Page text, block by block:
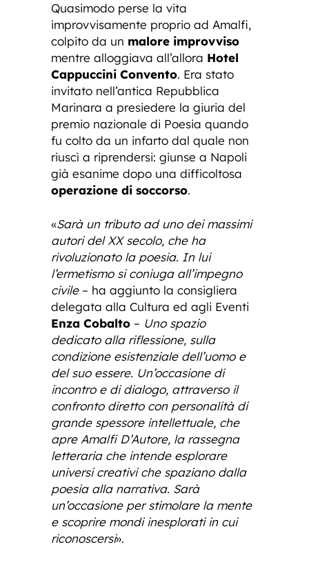
Quasimodo perse la vita
improvvisamente proprio ad Amalfi,
colpito da un malore improvviso
mentre alloggiava all’allora Hotel
Cappuccini Convento. Era stato
invitato nell’antica Repubblica
Marinara a presiedere la giuria del
premio nazionale di Poesia quando
fu colto da un infarto dal quale non
riuscì a riprendersi: giunse a Napoli
già esanime dopo una difficoltosa
operazione di soccorso.
«Sarà un tributo ad uno dei massimi
autori del XX secolo, che ha
rivoluzionato la poesia. In lui
l’ermetismo si coniuga all’impegno
civile – ha aggiunto la consigliera
delegata alla Cultura ed agli Eventi
Enza Cobalto – Uno spazio
dedicato alla riflessione, sulla
condizione esistenziale dell’uomo e
del suo essere. Un’occasione di
incontro e di dialogo, attraverso il
confronto diretto con personalità di
grande spessore intellettuale, che
apre Amalfi D’Autore, la rassegna
letteraria che intende esplorare
universi creativi che spaziano dalla
poesia alla narrativa. Sarà
un’occasione per stimolare la mente
e scoprire mondi inesplorati in cui
riconoscersi».